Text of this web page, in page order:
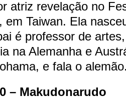
atriz revelação no
em Taiwan. Ela
é professor de
na Alemanha e
e fala o
– Makudonarudo